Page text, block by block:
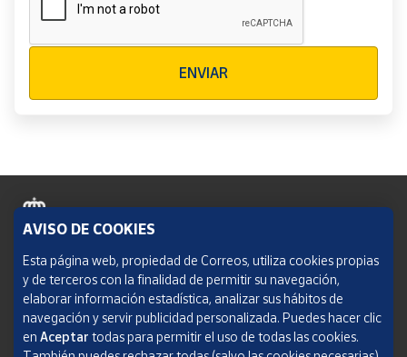
ENVIAR
Política de cookies
Aviso legal
Condiciones del servicio
AVISO DE COOKIES
Esta página web, propiedad de Correos, utiliza cookies propias
y de terceros con la finalidad de permitir su navegación,
elaborar información estadística, analizar sus hábitos de
navegación y servir publicidad personalizada. Puedes hacer clic
en Aceptar todas para permitir el uso de todas las cookies.